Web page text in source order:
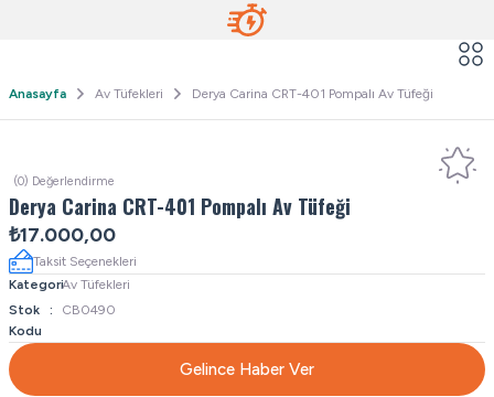
Anasayfa Av Tüfekleri Derya Carina CRT-401 Pompalı Av Tüfeği
(0) Değerlendirme
Derya Carina CRT-401 Pompalı Av Tüfeği
₺17.000,00
Taksit Seçenekleri
KategoriAv Tüfekleri
Stok
Kodu
CB0490
Gelince Haber Ver